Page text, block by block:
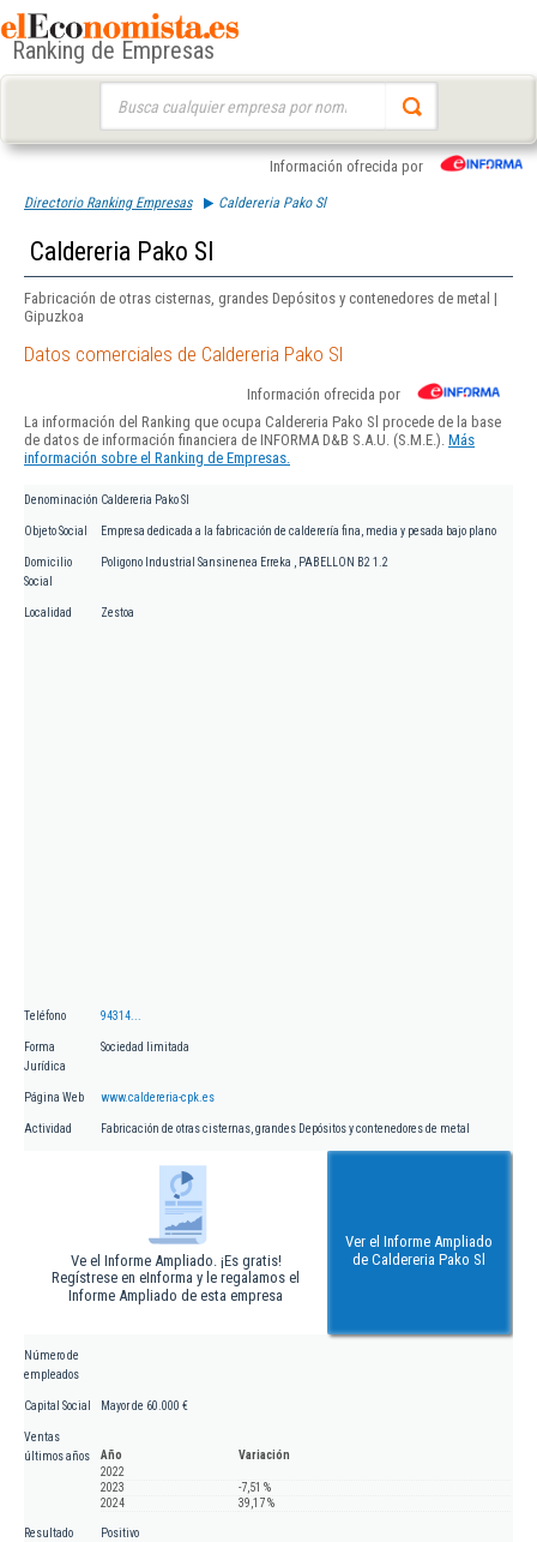
Ranking de Empresas
Información ofrecida por
Directorio Ranking Empresas Caldereria Pako Sl
Caldereria Pako Sl
Fabricación de otras cisternas, grandes Depósitos y contenedores de metal |
Gipuzkoa
Datos comerciales de Caldereria Pako Sl
Información ofrecida por
La información del Ranking que ocupa Caldereria Pako Sl procede de la base
de datos de información financiera de INFORMA D&B S.A.U. (S.M.E.). Más
información sobre el Ranking de Empresas.
Denominación Caldereria Pako Sl
Objeto Social Empresa dedicada a la fabricación de calderería fina, media y pesada bajo plano
Domicilio
Social
Poligono Industrial Sansinenea Erreka , PABELLON B2 1.2
Localidad Zestoa
Teléfono 94314...
Forma
Jurídica
Sociedad limitada
Página Web www.caldereria-cpk.es
Actividad Fabricación de otras cisternas, grandes Depósitos y contenedores de metal
Ve el Informe Ampliado. ¡Es gratis!
Regístrese en eInforma y le regalamos el
Informe Ampliado de esta empresa
Ver el Informe Ampliado
de Caldereria Pako Sl
Número de
empleados
Capital Social Mayor de 60.000 €
Ventas
últimos años
Año
Variación
2022
2023
-7,51 %
2024
39,17 %
Resultado
Positivo